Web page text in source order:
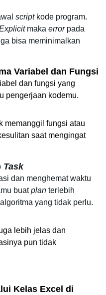
script kode program.
maka error pada
bisa meminimalkan
Variabel dan Fungsi
dan fungsi yang
pengerjaan kodemu.
memanggil fungsi atau
saat mengingat
Task
dan menghemat waktu
buat plan terlebih
yang tidak perlu.
lebih jelas dan
pun tidak
Kelas Excel di